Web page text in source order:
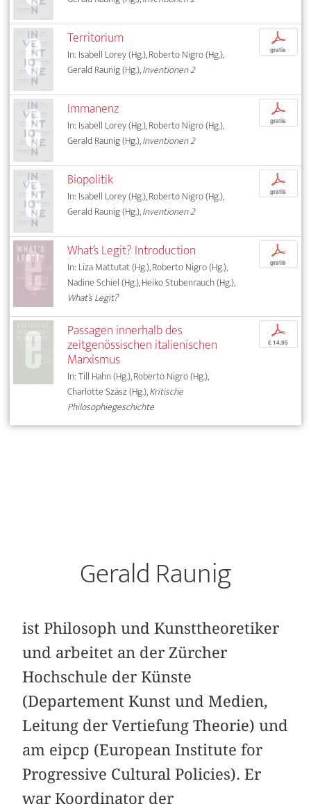
Territorium
In: Isabell Lorey (Hg.), Roberto Nigro (Hg.),
Gerald Raunig (Hg.),Inventionen 2
p
gratis
Immanenz
In: Isabell Lorey (Hg.), Roberto Nigro (Hg.),
Gerald Raunig (Hg.),Inventionen 2
p
gratis
Biopolitik
In: Isabell Lorey (Hg.), Roberto Nigro (Hg.),
Gerald Raunig (Hg.),Inventionen 2
p
gratis
What’s Legit? Introduction
In: Liza Mattutat (Hg.), Roberto Nigro (Hg.),
Nadine Schiel (Hg.), Heiko Stubenrauch (Hg.),
What’s Legit?
p
gratis
Passagen innerhalb des
zeitgenössischen italienischen
Marxismus
In: Till Hahn (Hg.), Roberto Nigro (Hg.),
Charlotte Szász (Hg.),Kritische
Philosophiegeschichte
p
€ 14,95
Gerald Raunig
ist Philosoph und Kunsttheoretiker
und arbeitet an der Zürcher
Hochschule der Künste
(Departement Kunst und Medien,
Leitung der Vertiefung Theorie) und
am eipcp (European Institute for
Progressive Cultural Policies). Er
war Koordinator der